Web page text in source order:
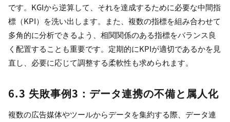
です。KGIから逆算して、それを達成するために必要な中間指
標（KPI）を洗い出します。また、複数の指標を組み合わせて
多角的に分析できるよう、相関関係のある指標をバランス良
く配置することも重要です。定期的にKPIが適切であるかを見
直し、必要に応じて調整する柔軟性も求められます。
6.3 失敗事例3：データ連携の不備と属人化
複数の広告媒体やツールからデータを集約する際、データ連